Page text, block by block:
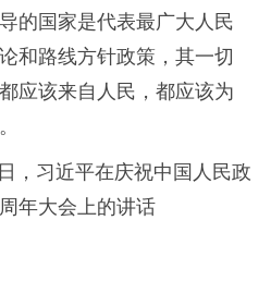
的国家是代表最广大人民
和路线方针政策，其一切
应该来自人民，都应该为
日，习近平在庆祝中国人民政
年大会上的讲话